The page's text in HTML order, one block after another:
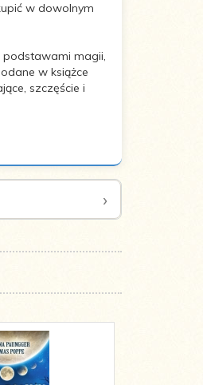
w dowolnym
podstawami magii,
w książce
szczęście i